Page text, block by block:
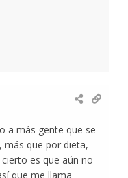
a más gente que se
que por dieta,
es que aún no
que me llama